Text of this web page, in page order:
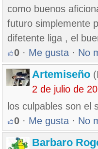
como buenos
futuro simplemente
difetente liga , el
0 · Me gusta · No
Artemiseño
2 de julio de
los culpables son el
0 · Me gusta · No
Barbaro